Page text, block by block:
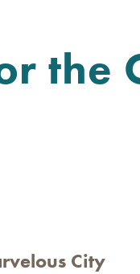
the
City